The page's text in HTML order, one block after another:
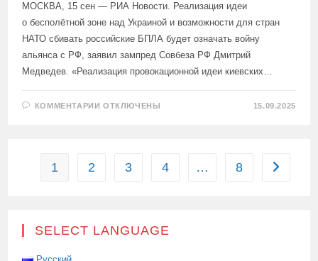
МОСКВА, 15 сен — РИА Новости. Реализация идеи
о бесполётной зоне над Украиной и возможности для стран
НАТО сбивать российские БПЛА будет означать войну
альянса с РФ, заявил зампред Совбеза РФ Дмитрий
Медведев. «Реализация провокационной идеи киевских…
КОММЕНТАРИИ К
БУДЕТ
ОТКЛЮЧЕНЫ 15.09.2025
1 2 3 4 … 8 Перейти
SELECT LANGUAGE